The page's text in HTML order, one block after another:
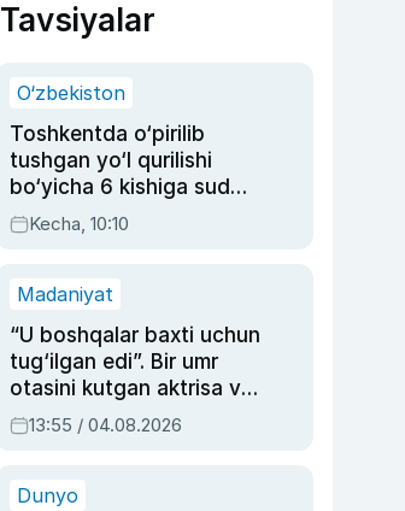
Tavsiyalar
O‘zbekiston
Toshkentda o‘pirilib
tushgan yo‘l qurilishi
bo‘yicha 6 kishiga sud
hukmi o‘qildi
Kecha, 10:10
Madaniyat
“U boshqalar baxti uchun
tug‘ilgan edi”. Bir umr
otasini kutgan aktrisa va
dublyaj ustasi Rimma
Ahmedovaning
13:55 / 04.08.2026
Dunyo